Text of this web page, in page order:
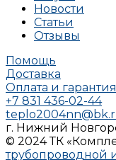
Новости
Статьи
Отзывы
Помощь
Доставка
Оплата и гарантия
+7 831 436-02-44
г. Нижний
© 2024 ТК
трубопроводной